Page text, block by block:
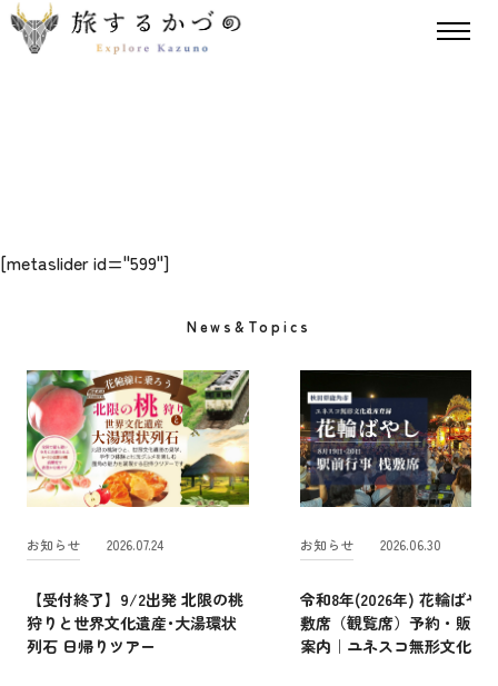
[metaslider id="599"]
News&Topics
お知らせ 2026.07.24
【受付終了】9/2出発 北限の桃
狩りと世界文化遺産･大湯環状
列石 日帰りツアー
お知らせ 2026.06.30
令和8年(2026年) 花輪ばや
敷席（観覧席）予約・販売
案内｜ユネスコ無形文化遺